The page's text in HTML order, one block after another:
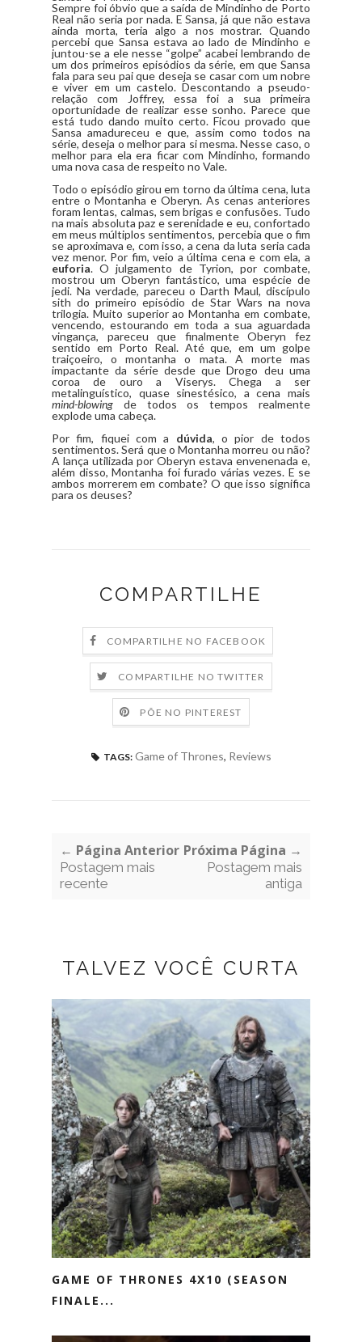
Sempre foi óbvio que a saída de Mindinho de Porto
Real não seria por nada. E Sansa, já que não estava
ainda morta, teria algo a nos mostrar. Quando
percebi que Sansa estava ao lado de Mindinho e
juntou-se a ele nesse “golpe” acabei lembrando de
um dos primeiros episódios da série, em que Sansa
fala para seu pai que deseja se casar com um nobre
e viver em um castelo. Descontando a pseudo-
relação com Joffrey, essa foi a sua primeira
oportunidade de realizar esse sonho. Parece que
está tudo dando muito certo. Ficou provado que
Sansa amadureceu e que, assim como todos na
série, deseja o melhor para si mesma. Nesse caso, o
melhor para ela era ficar com Mindinho, formando
uma nova casa de respeito no Vale.
Todo o episódio girou em torno da última cena, luta
entre o Montanha e Oberyn. As cenas anteriores
foram lentas, calmas, sem brigas e confusões. Tudo
na mais absoluta paz e serenidade e eu, confortado
em meus múltiplos sentimentos, percebia que o fim
se aproximava e, com isso, a cena da luta seria cada
vez menor. Por fim, veio a última cena e com ela, a
euforia. O julgamento de Tyrion, por combate,
mostrou um Oberyn fantástico, uma espécie de
jedi. Na verdade, pareceu o Darth Maul, discípulo
sith do primeiro episódio de Star Wars na nova
trilogia. Muito superior ao Montanha em combate,
vencendo, estourando em toda a sua aguardada
vingança, pareceu que finalmente Oberyn fez
sentido em Porto Real. Até que, em um golpe
traiçoeiro, o montanha o mata. A morte mas
impactante da série desde que Drogo deu uma
coroa de ouro a Viserys. Chega a ser
metalinguístico, quase sinestésico, a cena mais
mind-blowing de todos os tempos realmente
explode uma cabeça.
Por fim, fiquei com a dúvida, o pior de todos
sentimentos. Será que o Montanha morreu ou não?
A lança utilizada por Oberyn estava envenenada e,
além disso, Montanha foi furado várias vezes. E se
ambos morrerem em combate? O que isso significa
para os deuses?
COMPARTILHE
COMPARTILHE NO FACEBOOK
COMPARTILHE NO TWITTER
PÕE NO PINTEREST
TAGS: Game of Thrones, Reviews
← Página Anterior
Postagem mais
recente
Próxima Página →
Postagem mais
antiga
TALVEZ VOCÊ CURTA
GAME OF THRONES 4X10 (SEASON
FINALE...